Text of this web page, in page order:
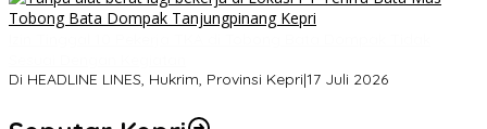
Di HEADLINE LINES, Hukrim, Provinsi Kepri|17 Juli 2026